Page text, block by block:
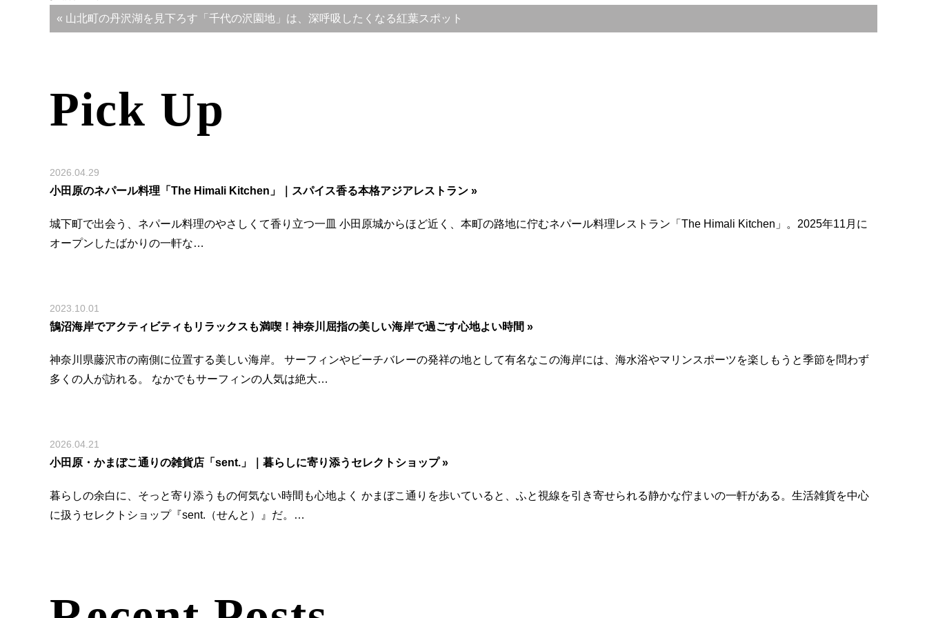
« 山北町の丹沢湖を見下ろす「千代の沢園地」は、深呼吸したくなる紅葉スポット
Pick Up
2026.04.29
小田原のネパール料理「The Himali Kitchen」｜スパイス香る本格アジアレストラン »
城下町で出会う、ネパール料理のやさしくて香り立つ一皿 小田原城からほど近く、本町の路地に佇むネパール料理レストラン「The Himali Kitchen」。2025年11月に
オープンしたばかりの一軒な…
2023.10.01
鵠沼海岸でアクティビティもリラックスも満喫！神奈川屈指の美しい海岸で過ごす心地よい時間 »
神奈川県藤沢市の南側に位置する美しい海岸。 サーフィンやビーチバレーの発祥の地として有名なこの海岸には、海水浴やマリンスポーツを楽しもうと季節を問わず
多くの人が訪れる。 なかでもサーフィンの人気は絶大…
2026.04.21
小田原・かまぼこ通りの雑貨店「sent.」｜暮らしに寄り添うセレクトショップ »
暮らしの余白に、そっと寄り添うもの何気ない時間も心地よく かまぼこ通りを歩いていると、ふと視線を引き寄せられる静かな佇まいの一軒がある。生活雑貨を中心
に扱うセレクトショップ『sent.（せんと）』だ。…